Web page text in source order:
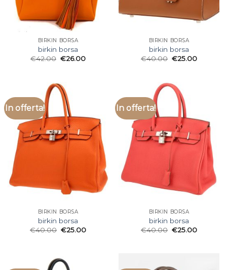
BIRKIN BORSA
birkin borsa
€42.00 €26.00
BIRKIN BORSA
birkin borsa
€40.00 €25.00
In offerta!
BIRKIN BORSA
birkin borsa
€40.00 €25.00
In offerta!
BIRKIN BORSA
birkin borsa
€40.00 €25.00